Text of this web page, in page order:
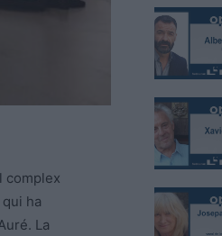
complex
qui ha
La